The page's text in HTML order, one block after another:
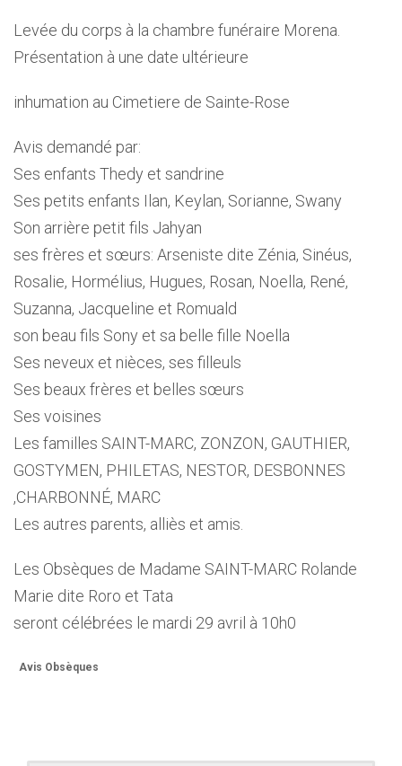
Levée du corps à la chambre funéraire Morena.
Présentation à une date ultérieure
inhumation au Cimetiere de Sainte-Rose
Avis demandé par:
Ses enfants Thedy et sandrine
Ses petits enfants Ilan, Keylan, Sorianne, Swany
Son arrière petit fils Jahyan
ses frères et sœurs: Arseniste dite Zénia, Sinéus,
Rosalie, Hormélius, Hugues, Rosan, Noella, René,
Suzanna, Jacqueline et Romuald
son beau fils Sony et sa belle fille Noella
Ses neveux et nièces, ses filleuls
Ses beaux frères et belles sœurs
Ses voisines
Les familles SAINT-MARC, ZONZON, GAUTHIER,
GOSTYMEN, PHILETAS, NESTOR, DESBONNES
,CHARBONNÉ, MARC
Les autres parents, alliès et amis.
Les Obsèques de Madame SAINT-MARC Rolande
Marie dite Roro et Tata
seront célébrées le mardi 29 avril à 10h0
Avis Obsèques